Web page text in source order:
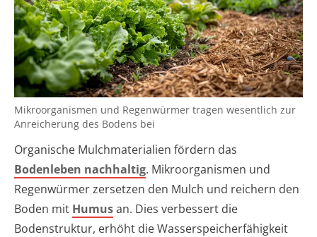
Mikroorganismen und Regenwürmer tragen wesentlich zur
Anreicherung des Bodens bei
Organische Mulchmaterialien fördern das
Bodenleben nachhaltig. Mikroorganismen und
Regenwürmer zersetzen den Mulch und reichern den
Boden mit Humusan. Dies verbessert die
Bodenstruktur, erhöht die Wasserspeicherfähigkeit